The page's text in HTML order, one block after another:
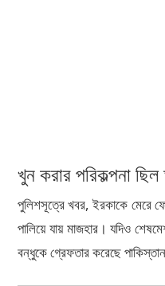
খুন করার পরিকল্পনা
পুলিশসূত্রে খবর, ইরকাকে মেরে
পালিয়ে যায় মাজহার। যদিও
বন্ধুকে গ্রেফতার করেছে